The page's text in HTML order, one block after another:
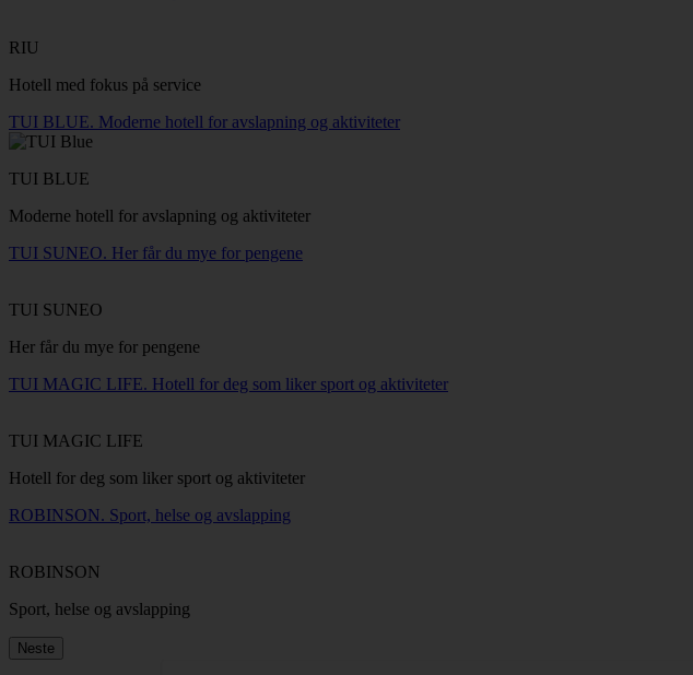
RIU
Hotell med fokus på service
TUI BLUE. Moderne hotell for avslapning og aktiviteter
TUI BLUE
Moderne hotell for avslapning og aktiviteter
TUI SUNEO. Her får du mye for pengene
TUI SUNEO
Her får du mye for pengene
TUI MAGIC LIFE. Hotell for deg som liker sport og aktiviteter
TUI MAGIC LIFE
Hotell for deg som liker sport og aktiviteter
ROBINSON. Sport, helse og avslapping
ROBINSON
Sport, helse og avslapping
Neste